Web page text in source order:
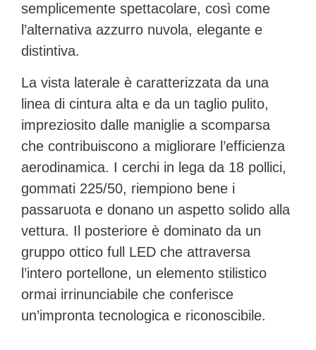
semplicemente spettacolare, così come
l’alternativa azzurro nuvola, elegante e
distintiva.
La vista laterale è caratterizzata da una
linea di cintura alta e da un taglio pulito,
impreziosito dalle maniglie a scomparsa
che contribuiscono a migliorare l’efficienza
aerodinamica. I cerchi in lega da 18 pollici,
gommati 225/50, riempiono bene i
passaruota e donano un aspetto solido alla
vettura. Il posteriore è dominato da un
gruppo ottico full LED che attraversa
l’intero portellone, un elemento stilistico
ormai irrinunciabile che conferisce
un’impronta tecnologica e riconoscibile.